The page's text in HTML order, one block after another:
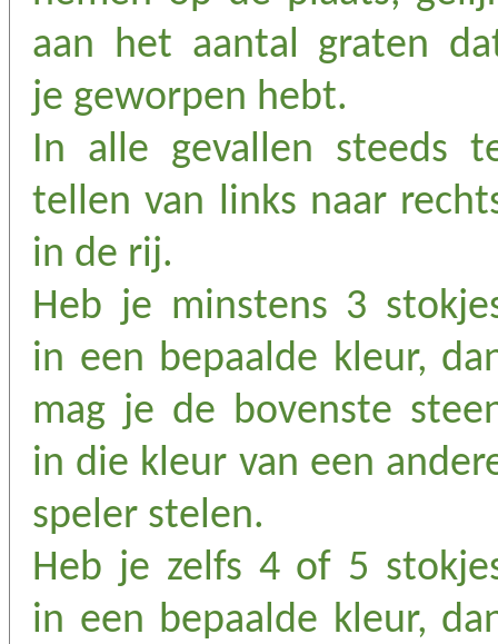
aan het aantal graten
je geworpen hebt.
In alle gevallen steeds
tellen van links naar
in de rij.
Heb je minstens 3
in een bepaalde kleur,
mag je de bovenste
in die kleur van een
speler stelen.
Heb je zelfs 4 of 5
in een bepaalde kleur,